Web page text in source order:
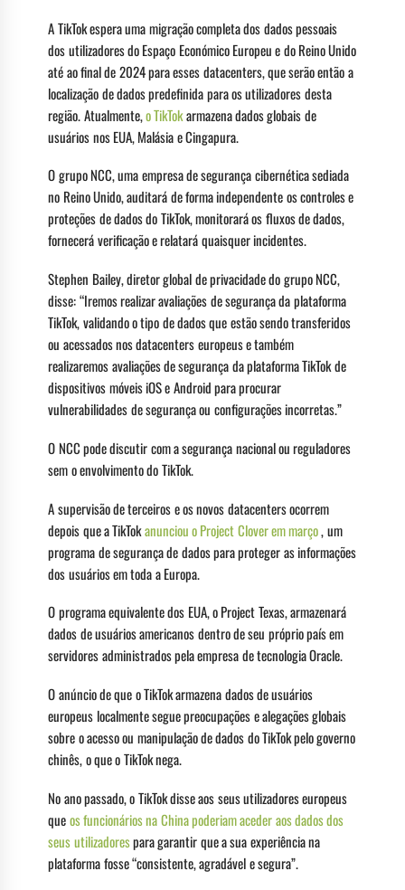
A TikTok espera uma migração completa dos dados pessoais
dos utilizadores do Espaço Económico Europeu e do Reino Unido
até ao final de 2024 para esses datacenters, que serão então a
localização de dados predefinida para os utilizadores desta
região. Atualmente,o TikTokarmazena dados globais de
usuários nos EUA, Malásia e Cingapura.
O grupo NCC, uma empresa de segurança cibernética sediada
no Reino Unido, auditará de forma independente os controles e
proteções de dados do TikTok, monitorará os fluxos de dados,
fornecerá verificação e relatará quaisquer incidentes.
Stephen Bailey, diretor global de privacidade do grupo NCC,
disse: “Iremos realizar avaliações de segurança da plataforma
TikTok, validando o tipo de dados que estão sendo transferidos
ou acessados ​​nos datacenters europeus e também
realizaremos avaliações de segurança da plataforma TikTok de
dispositivos móveis iOS e Android para procurar
vulnerabilidades de segurança ou configurações incorretas.”
O NCC pode discutir com a segurança nacional ou reguladores
sem o envolvimento do TikTok.
A supervisão de terceiros e os novos datacenters ocorrem
depois que a TikTokanunciou o Project Clover em março, um
programa de segurança de dados para proteger as informações
dos usuários em toda a Europa.
O programa equivalente dos EUA, o Project Texas, armazenará
dados de usuários americanos dentro de seu próprio país em
servidores administrados pela empresa de tecnologia Oracle.
O anúncio de que o TikTok armazena dados de usuários
europeus localmente segue preocupações e alegações globais
sobre o acesso ou manipulação de dados do TikTok pelo governo
chinês, o que o TikTok nega.
No ano passado, o TikTok disse aos seus utilizadores europeus
queos funcionários na China poderiam aceder aos dados dos
seus utilizadorespara garantir que a sua experiência na
plataforma fosse “consistente, agradável e segura”.